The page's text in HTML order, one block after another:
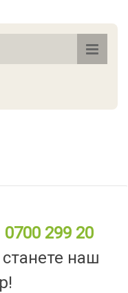
0700 299 20
станете наш